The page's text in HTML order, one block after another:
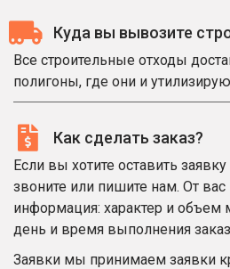
Куда вы вывозите
Все строительные отходы
полигоны, где они и
Как сделать заказ?
Если вы хотите оставить
звоните или пишите нам. От
информация: характер и объем
день и время выполнения
Заявки мы принимаем заявки